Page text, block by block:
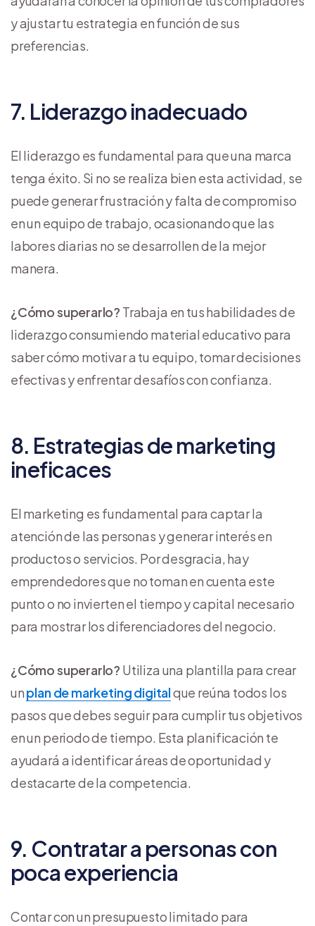
y ajustar tu estrategia en función de sus
preferencias.
7. Liderazgo inadecuado
El liderazgo es fundamental para que una marca
tenga éxito. Si no se realiza bien esta actividad, se
puede generar frustración y falta de compromiso
en un equipo de trabajo, ocasionando que las
labores diarias no se desarrollen de la mejor
manera.
¿Cómo superarlo? Trabaja en tus habilidades de
liderazgo consumiendo material educativo para
saber cómo motivar a tu equipo, tomar decisiones
efectivas y enfrentar desafíos con confianza.
8. Estrategias de marketing
ineficaces
El marketing es fundamental para captar la
atención de las personas y generar interés en
productos o servicios. Por desgracia, hay
emprendedores que no toman en cuenta este
punto o no invierten el tiempo y capital necesario
para mostrar los diferenciadores del negocio.
¿Cómo superarlo? Utiliza una plantilla para crear
unplan de marketing digitalque reúna todos los
pasos que debes seguir para cumplir tus objetivos
en un periodo de tiempo. Esta planificación te
ayudará a identificar áreas de oportunidad y
destacarte de la competencia.
9. Contratar a personas con
poca experiencia
Contar con un presupuesto limitado para